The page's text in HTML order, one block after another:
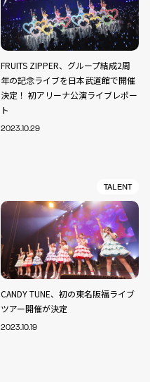
FRUITS ZIPPER、グループ結成2周
年の記念ライブを日本武道館で開催
決定！ 初アリーナ公演ライブレポー
ト
2023.10.29
TALENT
CANDY TUNE、初の東名阪福ライブ
ツアー開催が決定
2023.10.19